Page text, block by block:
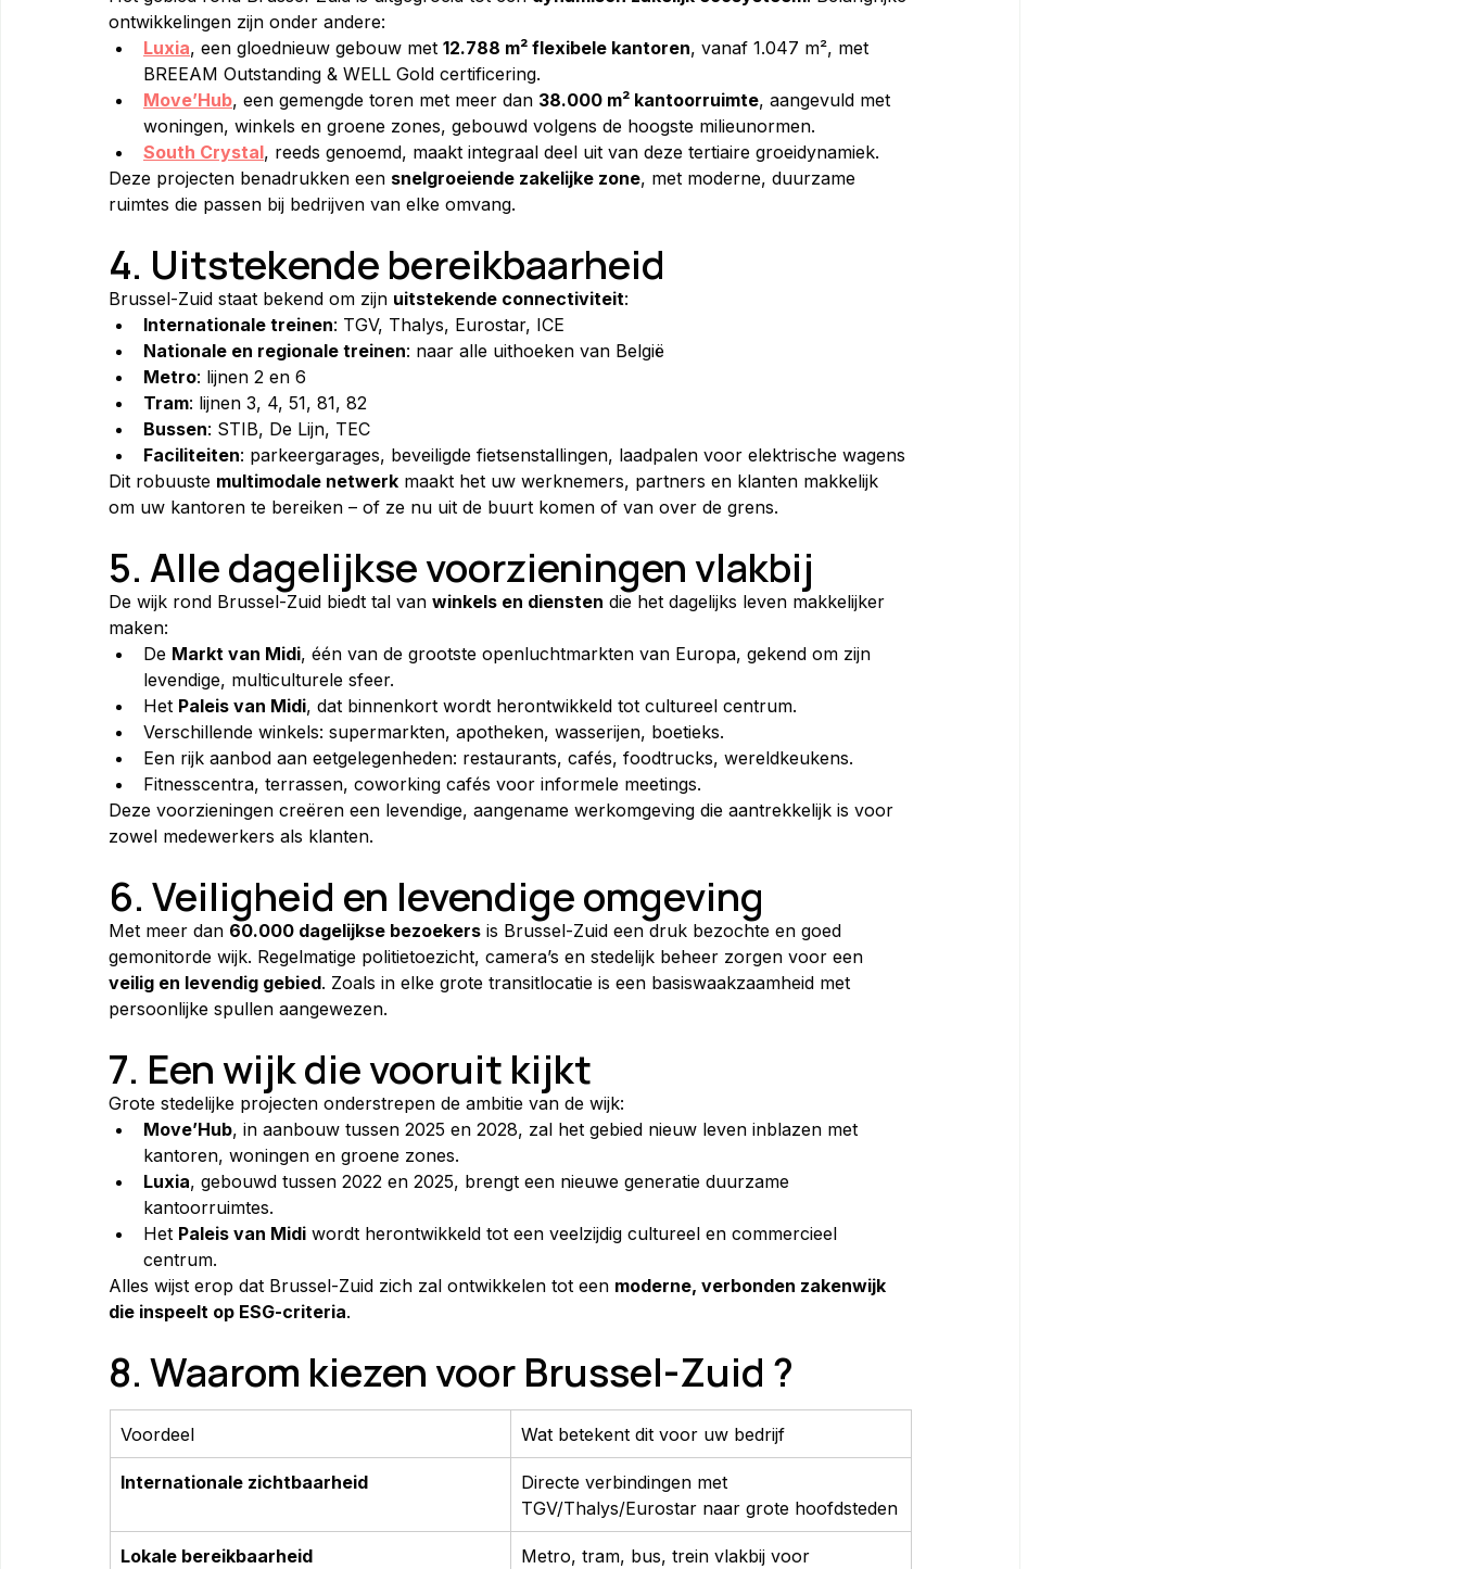
ontwikkelingen zijn onder andere:
Luxia, een gloednieuw gebouw met 12.788 m² flexibele kantoren, vanaf 1.047 m², met
BREEAM Outstanding & WELL Gold certificering.
Move’Hub, een gemengde toren met meer dan 38.000 m² kantoorruimte, aangevuld met
woningen, winkels en groene zones, gebouwd volgens de hoogste milieunormen.
South Crystal, reeds genoemd, maakt integraal deel uit van deze tertiaire groeidynamiek.
Deze projecten benadrukken een snelgroeiende zakelijke zone, met moderne, duurzame
ruimtes die passen bij bedrijven van elke omvang.
4. Uitstekende bereikbaarheid
Brussel-Zuid staat bekend om zijn uitstekende connectiviteit:
Internationale treinen: TGV, Thalys, Eurostar, ICE
Nationale en regionale treinen: naar alle uithoeken van België
Metro: lijnen 2 en 6
Tram: lijnen 3, 4, 51, 81, 82
Bussen: STIB, De Lijn, TEC
Faciliteiten: parkeergarages, beveiligde fietsenstallingen, laadpalen voor elektrische wagens
Dit robuuste multimodale netwerk maakt het uw werknemers, partners en klanten makkelijk
om uw kantoren te bereiken – of ze nu uit de buurt komen of van over de grens.
5. Alle dagelijkse voorzieningen vlakbij
De wijk rond Brussel-Zuid biedt tal van winkels en diensten die het dagelijks leven makkelijker
maken:
De Markt van Midi, één van de grootste openluchtmarkten van Europa, gekend om zijn
levendige, multiculturele sfeer.
Het Paleis van Midi, dat binnenkort wordt herontwikkeld tot cultureel centrum.
Verschillende winkels: supermarkten, apotheken, wasserijen, boetieks.
Een rijk aanbod aan eetgelegenheden: restaurants, cafés, foodtrucks, wereldkeukens.
Fitnesscentra, terrassen, coworking cafés voor informele meetings.
Deze voorzieningen creëren een levendige, aangename werkomgeving die aantrekkelijk is voor
zowel medewerkers als klanten.
6. Veiligheid en levendige omgeving
Met meer dan 60.000 dagelijkse bezoekers is Brussel-Zuid een druk bezochte en goed
gemonitorde wijk. Regelmatige politietoezicht, camera’s en stedelijk beheer zorgen voor een
veilig en levendig gebied. Zoals in elke grote transitlocatie is een basiswaakzaamheid met
persoonlijke spullen aangewezen.
7. Een wijk die vooruit kijkt
Grote stedelijke projecten onderstrepen de ambitie van de wijk:
Move’Hub, in aanbouw tussen 2025 en 2028, zal het gebied nieuw leven inblazen met
kantoren, woningen en groene zones.
Luxia, gebouwd tussen 2022 en 2025, brengt een nieuwe generatie duurzame
kantoorruimtes.
Het Paleis van Midi wordt herontwikkeld tot een veelzijdig cultureel en commercieel
centrum.
Alles wijst erop dat Brussel-Zuid zich zal ontwikkelen tot een moderne, verbonden zakenwijk
die inspeelt op ESG-criteria.
8. Waarom kiezen voor Brussel-Zuid ?
Voordeel Wat betekent dit voor uw bedrijf
Internationale zichtbaarheid
Directe verbindingen met
TGV/Thalys/Eurostar naar grote hoofdsteden
Lokale bereikbaarheid
Metro, tram, bus, trein vlakbij voor